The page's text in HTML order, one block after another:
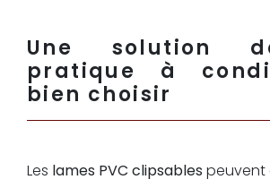
Une solution
pratique à
bien choisir
Les lames PVC clipsables peuvent